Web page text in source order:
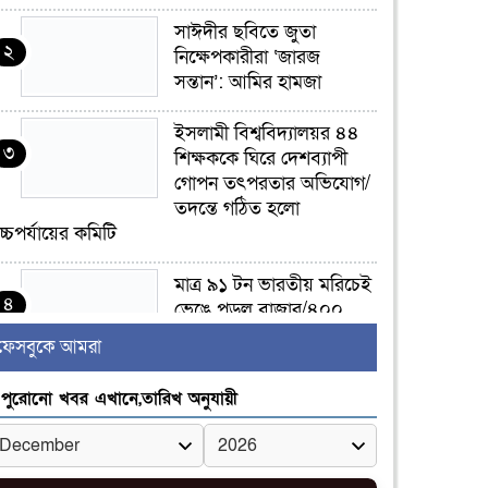
২
সাঈদীর ছবিতে জুতা
নিক্ষেপকারীরা ‘জারজ
সন্তান’: আমির হামজা
৩
ইসলামী বিশ্ববিদ্যালয়র ৪৪
শিক্ষককে ঘিরে দেশব্যাপী
গোপন তৎপরতার অভিযোগ/
তদন্তে গঠিত হলো
কমিটি
৪
মাত্র ৯১ টন ভারতীয় মরিচেই
ভেঙে পড়ল বাজার/৪০০
৫
জুলাই আন্দোলন ছিল
সম্মিলিত, লক্ষ্য হওয়া উচিত
ঐক্য ও রাষ্ট্রগঠন
আমরা
পুরোনো খবর এখানে,তারিখ অনুযায়ী